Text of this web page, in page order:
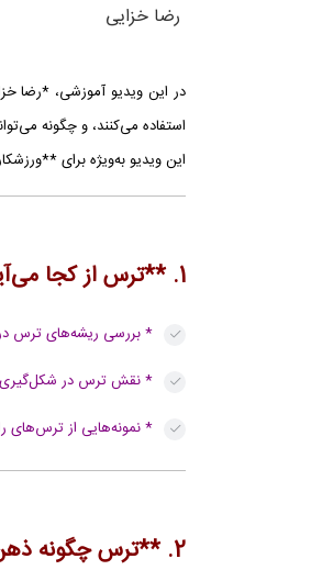
رضا خزایی
در این ویدیو آموزشی، *رضا
استفاده می‌کنند، و چگونه
این ویدیو به‌ویژه برای
1. **ترس از کجا می‌آید؟**
* بررسی ریشه‌های ترس در
* نقش ترس در شکل‌گیری
* نمونه‌هایی از ترس‌های
2. **ترس چگونه ذهن ما را کنترل می‌کند؟**